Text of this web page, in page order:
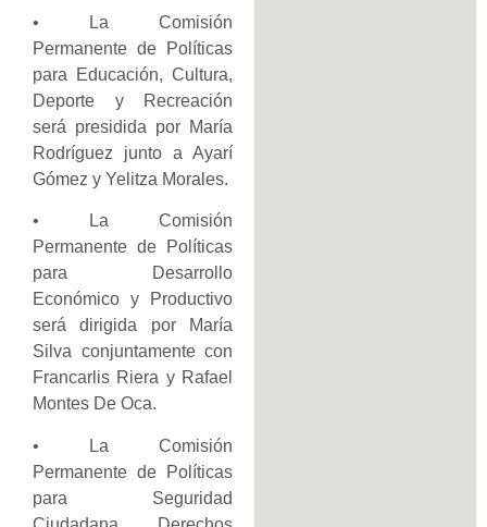
• La Comisión
Permanente de Políticas
para Educación, Cultura,
Deporte y Recreación
será presidida por María
Rodríguez junto a Ayarí
Gómez y Yelitza Morales.
• La Comisión
Permanente de Políticas
para Desarrollo
Económico y Productivo
será dirigida por María
Silva conjuntamente con
Francarlis Riera y Rafael
Montes De Oca.
• La Comisión
Permanente de Políticas
para Seguridad